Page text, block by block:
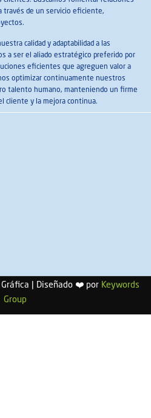
través de un servicio eficiente,
calidad y adaptabilidad a las
a ser el aliado estratégico preferido por
eficientes que agreguen valor a
optimizar continuamente nuestros
talento humano, manteniendo un firme
cliente y la mejora continua.
| Diseñado ❤️ por Keywords
Group